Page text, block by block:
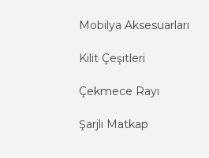
Mobilya Aksesuarları
Kilit Çeşitleri
Çekmece Rayı
Şarjlı Matkap